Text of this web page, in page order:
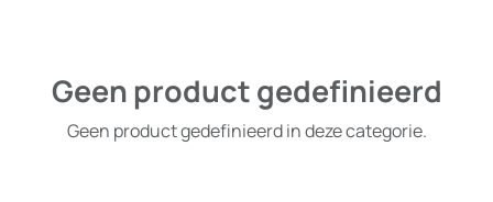
Geen product gedefinieerd
Geen product gedefinieerd in deze categorie.